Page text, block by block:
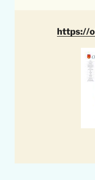
https://